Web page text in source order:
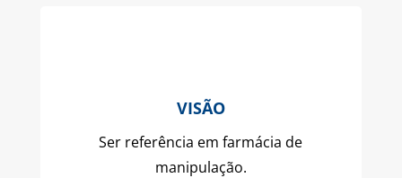
VISÃO
Ser referência em farmácia de
manipulação.